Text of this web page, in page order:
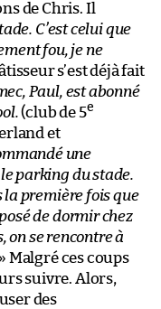
de Chris. Il
C’est celui que
fou, je ne
s’est déjà fait
Paul, est abonné
(club de 5e
et
une
parking du stade.
la première fois que
de dormir chez
on se rencontre à
» Malgré ces coups
suivre. Alors,
des